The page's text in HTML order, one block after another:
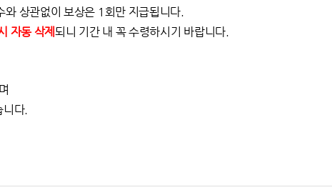
상관없이 보상은 1회만 지급됩니다.
자동 삭제되니 기간 내 꼭 수령하시기 바랍니다.
다.